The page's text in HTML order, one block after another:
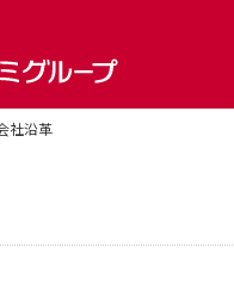
会社概要
社沿革